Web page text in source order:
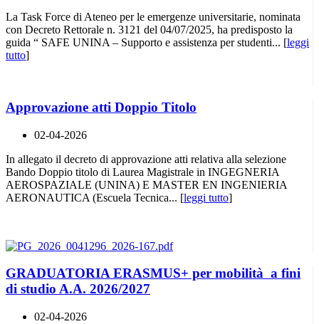
La Task Force di Ateneo per le emergenze universitarie, nominata
con Decreto Rettorale n. 3121 del 04/07/2025, ha predisposto la
guida “ SAFE UNINA – Supporto e assistenza per studenti... [leggi
tutto]
Approvazione atti Doppio Titolo
02-04-2026
In allegato il decreto di approvazione atti relativa alla selezione
Bando Doppio titolo di Laurea Magistrale in INGEGNERIA
AEROSPAZIALE (UNINA) E MASTER EN INGENIERIA
AERONAUTICA (Escuela Tecnica... [leggi tutto]
GRADUATORIA ERASMUS+ per mobilità a fini
di studio A.A. 2026/2027
02-04-2026